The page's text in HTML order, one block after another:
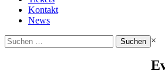
Kontakt
News
Suchen
nach:
×